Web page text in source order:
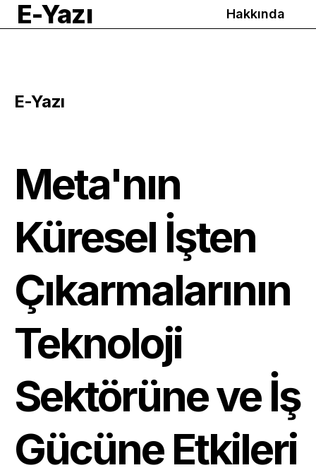
E-Yazı Hakkında
E-Yazı
Meta'nın
Küresel İşten
Çıkarmalarının
Teknoloji
Sektörüne ve İş
Gücüne Etkileri